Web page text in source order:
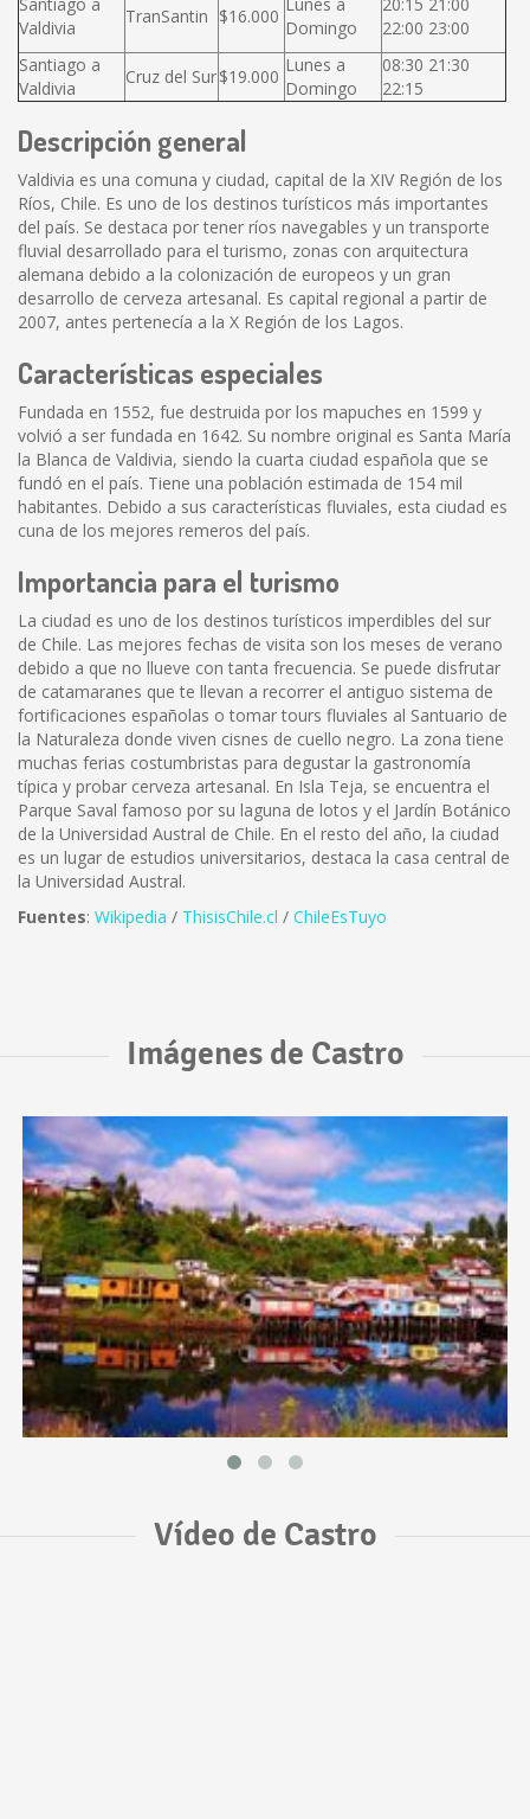
Valdivia
TranSantin $16.000
Domingo
22:00 23:00
Santiago a
Valdivia
Cruz del Sur$19.000
Lunes a
Domingo
08:30 21:30
22:15
Descripción general
Valdivia es una comuna y ciudad, capital de la XIV Región de los
Ríos, Chile. Es uno de los destinos turísticos más importantes
del país. Se destaca por tener ríos navegables y un transporte
fluvial desarrollado para el turismo, zonas con arquitectura
alemana debido a la colonización de europeos y un gran
desarrollo de cerveza artesanal. Es capital regional a partir de
2007, antes pertenecía a la X Región de los Lagos.
Características especiales
Fundada en 1552, fue destruida por los mapuches en 1599 y
volvió a ser fundada en 1642. Su nombre original es Santa María
la Blanca de Valdivia, siendo la cuarta ciudad española que se
fundó en el país. Tiene una población estimada de 154 mil
habitantes. Debido a sus características fluviales, esta ciudad es
cuna de los mejores remeros del país.
Importancia para el turismo
La ciudad es uno de los destinos turísticos imperdibles del sur
de Chile. Las mejores fechas de visita son los meses de verano
debido a que no llueve con tanta frecuencia. Se puede disfrutar
de catamaranes que te llevan a recorrer el antiguo sistema de
fortificaciones españolas o tomar tours fluviales al Santuario de
la Naturaleza donde viven cisnes de cuello negro. La zona tiene
muchas ferias costumbristas para degustar la gastronomía
típica y probar cerveza artesanal. En Isla Teja, se encuentra el
Parque Saval famoso por su laguna de lotos y el Jardín Botánico
de la Universidad Austral de Chile. En el resto del año, la ciudad
es un lugar de estudios universitarios, destaca la casa central de
la Universidad Austral.
Fuentes: Wikipedia / ThisisChile.cl / ChileEsTuyo
Imágenes de Castro
Vídeo de Castro